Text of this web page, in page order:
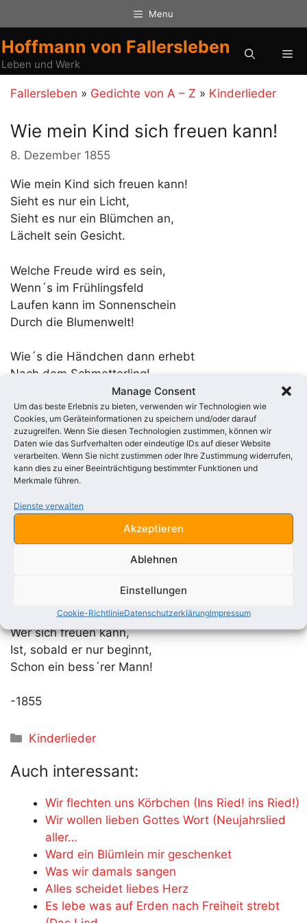
Manage Consent
Um das beste Erlebnis zu bieten, verwenden wir Technologien wie
Cookies, um Geräteinformationen zu speichern und/oder darauf
zuzugreifen. Wenn Sie diesen Technologien zustimmen, können wir
Daten wie das Surfverhalten oder eindeutige IDs auf dieser Website
verarbeiten. Wenn Sie nicht zustimmen oder Ihre Zustimmung widerrufen,
kann dies zu einer Beeinträchtigung bestimmter Funktionen und
Merkmale führen.
Dienste verwalten
Akzeptieren
Ablehnen
Einstellungen
Cookie-RichtlinieDatenschutzerklärungImpressum
Inhalt
springen
Menu
Hoffmann von Fallersleben
Leben und Werk
Fallersleben » Gedichte von A – Z » Kinderlieder
Wie mein Kind sich freuen kann!
8. Dezember 1855
Wie mein Kind sich freuen kann!
Sieht es nur ein Licht,
Sieht es nur ein Blümchen an,
Lächelt sein Gesicht.
Welche Freude wird es sein,
Wenn´s im Frühlingsfeld
Laufen kann im Sonnenschein
Durch die Blumenwelt!
Wie´s die Händchen dann erhebt
Nach dem Schmetterling!
Wie´s nach allem hascht und strebt!
Nichts ist ihm gering.
Und das Hälmchen in dem Ried
Und das Blatt am Strauch,
Alles, alles, was es sieht,
Und wie wird die Freude sein
In der Sommernacht,
Wenn der Mond mit güldnem Schein
Freue dich, mein liebes Kind!
Wer sich freuen kann,
Ist, sobald er nur beginnt,
Schon ein bess´rer Mann!
-1855
Kategorien
Kinderlieder
Auch interessant:
Wir flechten uns Körbchen (Ins Ried! ins Ried!)
Wir wollen lieben Gottes Wort (Neujahrslied
aller…
Ward ein Blümlein mir geschenket
Was wir damals sangen
Alles scheidet liebes Herz
Es lebe was auf Erden nach Freiheit strebt